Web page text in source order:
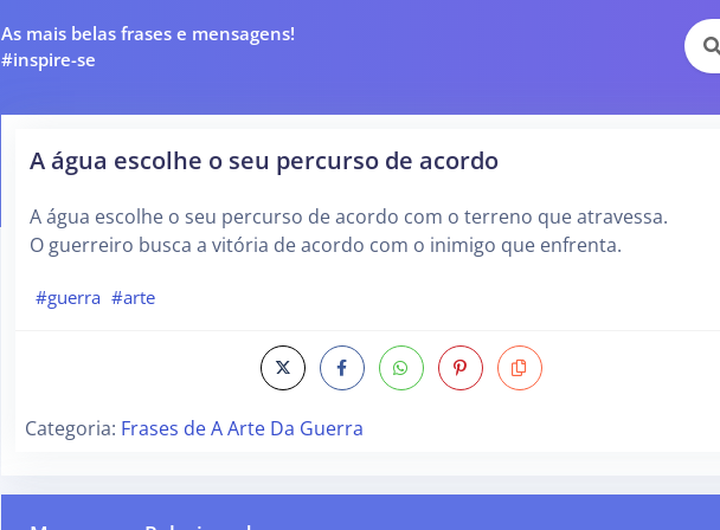
As mais belas frases e mensagens!
#inspire-se
A água escolhe o seu percurso de acordo
A água escolhe o seu percurso de acordo com o terreno que atravessa.
O guerreiro busca a vitória de acordo com o inimigo que enfrenta.
#guerra #arte
Categoria: Frases de A Arte Da Guerra